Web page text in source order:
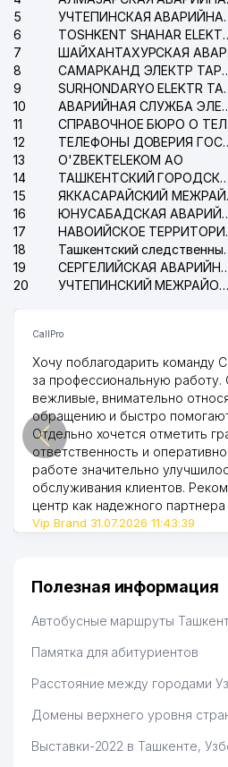
5
6
TOSHKENT
7
8
САМАРКАНД
9
10
АВАРИЙНАЯ СЛУЖБА
11
12
ТЕЛЕФОНЫ ДОВЕРИЯ
13
O'ZBEKTELEKOM АО
14
ТАШКЕНТСКИЙ ГОРОДСКОЙ СУД ПО ГРАЖДАНСКИМ ДЕЛАМ
15
16
ЮНУСАБАДСКАЯ
17
18
19
СЕРГЕЛИЙСКАЯ
20
УЧТЕПИНСКИЙ МЕЖРАЙОННЫЙ СУД ПО ГРАЖДАНСКИМ ДЕЛАМ
CallPro
Хочу поблагодарить команду
за профессиональную работу.
вежливые, внимательно
обращению и быстро
Отдельно хочется отметить
ответственность и
работе значительно
обслуживания клиентов.
центр как надежного партнера
Vip Brand 31.07.2026 11:43:39
Полезная информация
Автобусные маршруты
Памятка для абитуриентов
Расстояние между городами
Домены верхнего уровня
Выставки-2022 в Ташкенте,